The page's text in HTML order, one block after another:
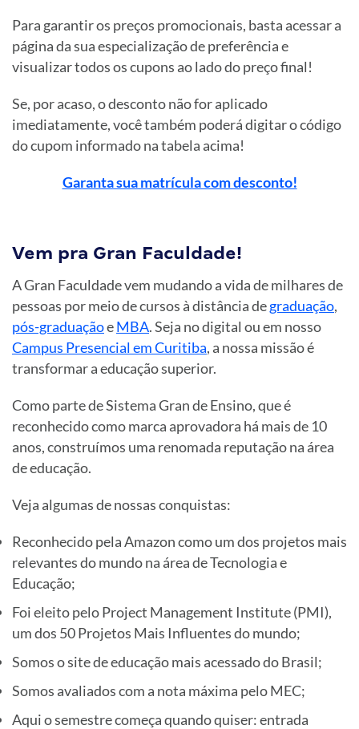
Para garantir os preços promocionais, basta acessar a
página da sua especialização de preferência e
visualizar todos os cupons ao lado do preço final!
Se, por acaso, o desconto não for aplicado
imediatamente, você também poderá digitar o código
do cupom informado na tabela acima!
Garanta sua matrícula com desconto!
Vem pra Gran Faculdade!
A Gran Faculdade vem mudando a vida de milhares de
pessoas por meio de cursos à distância degraduação,
pós-graduaçãoeMBA. Seja no digital ou em nosso
Campus Presencial em Curitiba, a nossa missão é
transformar a educação superior.
Como parte de Sistema Gran de Ensino, que é
reconhecido como marca aprovadora há mais de 10
anos, construímos uma renomada reputação na área
de educação.
Veja algumas de nossas conquistas:
Reconhecido pela Amazon como um dos projetos mais
relevantes do mundo na área de Tecnologia e
Educação;
Foi eleito pelo Project Management Institute (PMI),
um dos 50 Projetos Mais Influentes do mundo;
Somos o site de educação mais acessado do Brasil;
Somos avaliados com a nota máxima pelo MEC;
Aqui o semestre começa quando quiser: entrada